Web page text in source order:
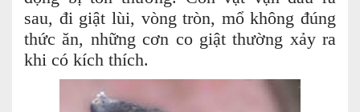
sau, đi giật lùi, vòng tròn, mổ không đúng
thức ăn, những cơn co giật thường xảy ra
khi có kích thích.